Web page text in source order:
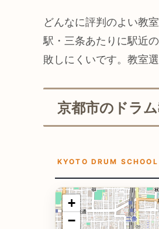
どんなに評判のよい教
駅・三条あたりに駅近
敗しにくいです。教室
京都市のドラ
KYOTO DRUM
+
−